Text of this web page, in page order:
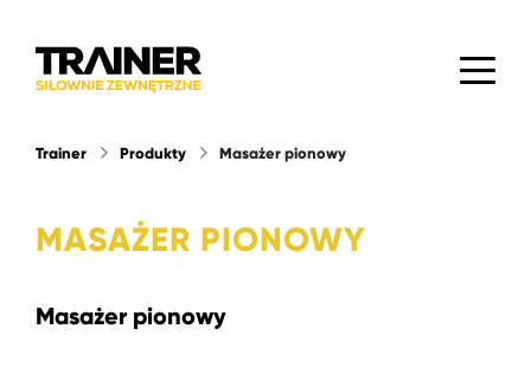
Trainer Produkty Masażer pionowy
MASAŻER PIONOWY
Masażer pionowy